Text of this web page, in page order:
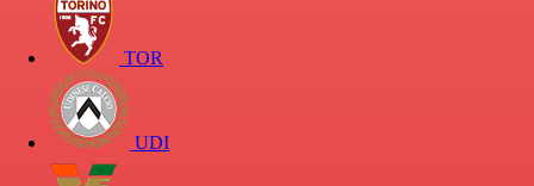
TOR
UDI